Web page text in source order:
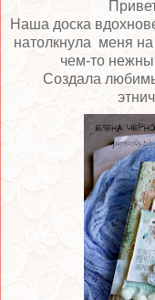
Наша доска
натолкнула меня
чем-то
Создала